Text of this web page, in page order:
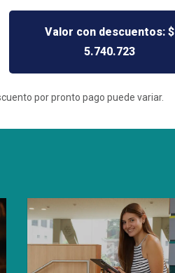
Valor con descuentos: $
5.740.723
por pronto pago puede variar.